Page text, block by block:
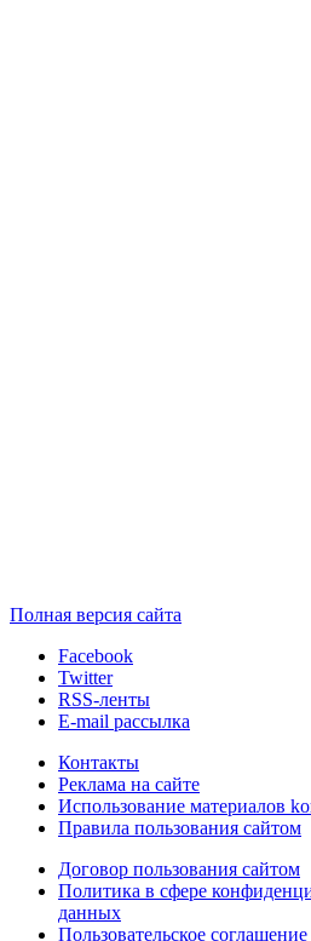
Полная версия сайта
Facebook
Twitter
RSS-ленты
E-mail рассылка
Контакты
Реклама на сайте
Использование материалов
Правила пользования сайтом
Договор пользования сайтом
Политика в сфере
данных
Пользовательское соглашение